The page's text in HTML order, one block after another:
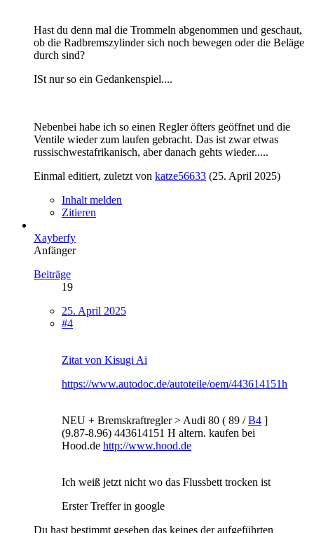
Hast du denn mal die Trommeln abgenommen und geschaut,
ob die Radbremszylinder sich noch bewegen oder die Beläge
durch sind?
ISt nur so ein Gedankenspiel....
Nebenbei habe ich so einen Regler öfters geöffnet und die
Ventile wieder zum laufen gebracht. Das ist zwar etwas
russischwestafrikanisch, aber danach gehts wieder.....
Einmal editiert, zuletzt von katze56633 (25. April 2025)
Inhalt melden
Zitieren
Xayberfy
Anfänger
Beiträge
19
25. April 2025
#4
Zitat von Kisugi Ai
https://www.autodoc.de/autoteile/oem/443614151h
NEU + Bremskraftregler > Audi 80 ( 89 /B4 ]
(9.87-8.96) 443614151 H altern. kaufen bei
Hood.de http://www.hood.de
Ich weiß jetzt nicht wo das Flussbett trocken ist
Erster Treffer in google
Du hast bestimmt gesehen das keines der aufgeführten